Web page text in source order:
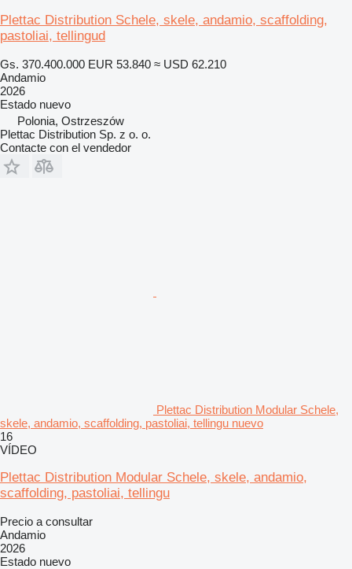
Plettac Distribution Schele, skele, andamio, scaffolding,
pastoliai, tellingud
Gs. 370.400.000 EUR 53.840 ≈ USD 62.210
Andamio
2026
Estado nuevo
Polonia, Ostrzeszów
Plettac Distribution Sp. z o. o.
Contacte con el vendedor
Plettac Distribution Modular Schele,
skele, andamio, scaffolding, pastoliai, tellingu nuevo
16
VÍDEO
Plettac Distribution Modular Schele, skele, andamio,
scaffolding, pastoliai, tellingu
Precio a consultar
Andamio
2026
Estado nuevo